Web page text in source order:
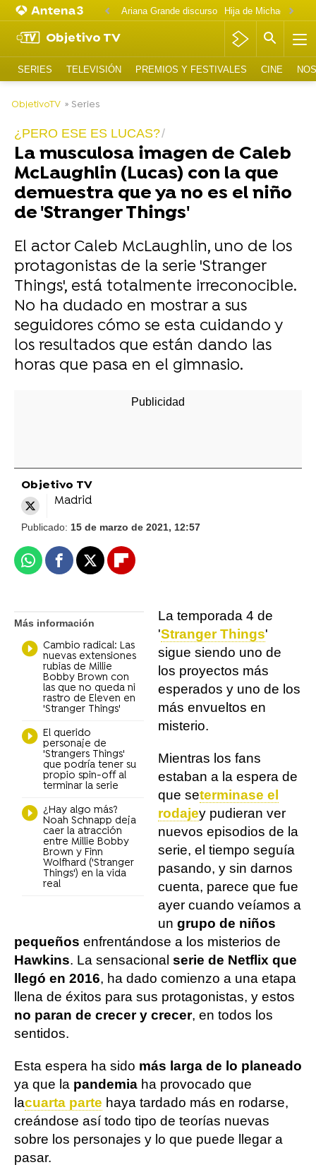
Ariana Grande discurso
Objetivo TV
SERIES TELEVISIÓN PREMIOS Y FESTIVALES CINE
ObjetivoTV » Series
¿PERO ESE ES LUCAS?
La musculosa imagen de Caleb
McLaughlin (Lucas) con la que
demuestra que ya no es el niño
de 'Stranger Things'
El actor Caleb McLaughlin, uno de los
protagonistas de la serie 'Stranger
Things', está totalmente irreconocible.
No ha dudado en mostrar a sus
seguidores cómo se esta cuidando y
los resultados que están dando las
horas que pasa en el gimnasio.
Objetivo TV
Madrid
Publicado: 15 de marzo de 2021, 12:57
WhatsappFacebook
X Flipboard
Más información
Cambio radical: Las
nuevas extensiones
rubias de Millie
Bobby Brown con
las que no queda ni
rastro de Eleven en
'Stranger Things'
El querido
personaje de
'Strangers Things'
que podría tener su
propio spin-off al
terminar la serie
¿Hay algo más?
Noah Schnapp deja
caer la atracción
entre Millie Bobby
Brown y Finn
Wolfhard ('Stranger
Things') en la vida
real
La temporada 4 de
'Stranger Things'
sigue siendo uno de
los proyectos más
esperados y uno de los
más envueltos en
misterio.
Mientras los fans
estaban a la espera de
que seterminase el
rodajey pudieran ver
nuevos episodios de la
serie, el tiempo seguía
pasando, y sin darnos
cuenta, parece que fue
ayer cuando veíamos a
un grupo de niños
pequeños enfrentándose a los misterios de
Hawkins. La sensacional serie de Netflix que
llegó en 2016, ha dado comienzo a una etapa
llena de éxitos para sus protagonistas, y estos
no paran de crecer y crecer, en todos los
sentidos.
Esta espera ha sido más larga de lo planeado
ya que la pandemia ha provocado que
lacuarta parte haya tardado más en rodarse,
creándose así todo tipo de teorías nuevas
sobre los personajes y lo que puede llegar a
pasar.